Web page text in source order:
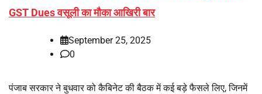
GST Dues वसूली का मौका आखिरी बार
September 25, 2025
0
पंजाब सरकार ने बुधवार को कैबिनेट की बैठक में कई बड़े फैसले लिए, जिनमें